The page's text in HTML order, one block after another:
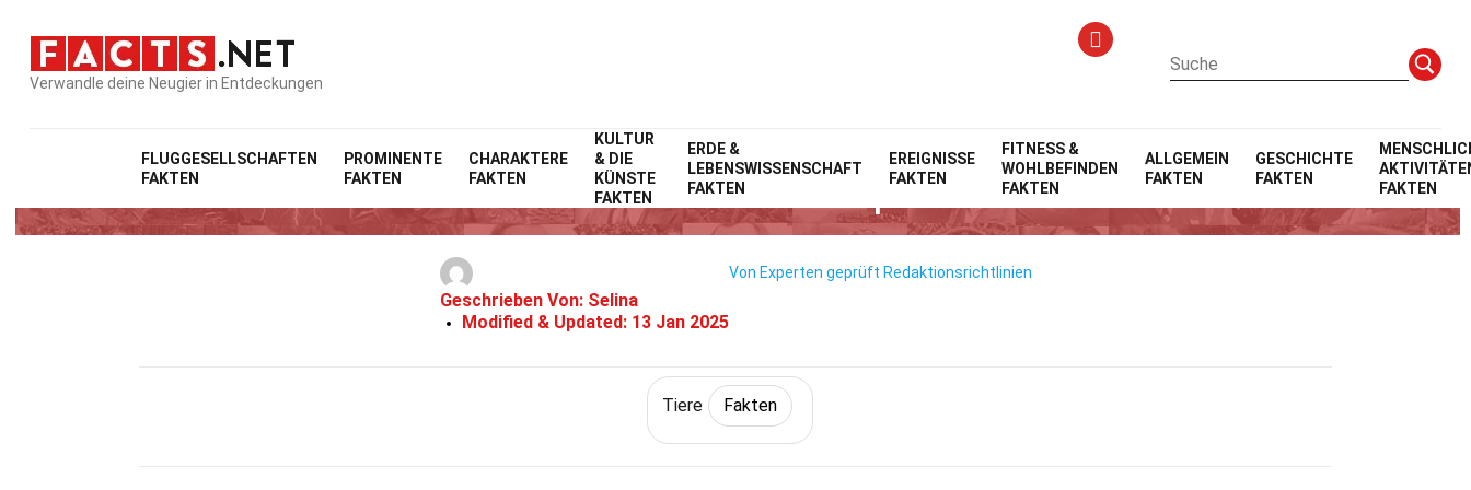
Verwandle deine Neugier in Entdeckungen
FLUGGESELLSCHAFTEN
FAKTEN
PROMINENTE
FAKTEN
CHARAKTERE
FAKTEN
KULTUR
& DIE
KÜNSTE
FAKTEN
ERDE &
LEBENSWISSENSCHAFT
FAKTEN
EREIGNISSE
FAKTEN
FITNESS &
WOHLBEFINDEN
FAKTEN
ALLGEMEIN
FAKTEN
GESCHICHTE
FAKTEN
FAKTEN
Home Natur Fakten
35 Fakten Über Das Nilpferd
Geschrieben Von: Selina
Modified & Updated: 13 Jan 2025
Von Experten geprüft Redaktionsrichtlinien
Tiere Fakten